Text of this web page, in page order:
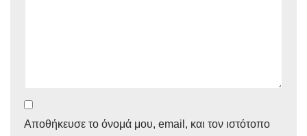
Αποθήκευσε το όνομά μου, email, και τον ιστότοπο